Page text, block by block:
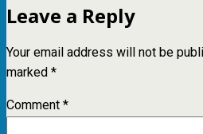
Leave a Reply
Your email address will not be
marked*
Comment*